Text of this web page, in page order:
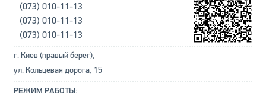
(073) 010-11-13
(073) 010-11-13
(073) 010-11-13
г. Киев (правый берег),
ул. Кольцевая дорога, 15
РЕЖИМ РАБОТЫ: